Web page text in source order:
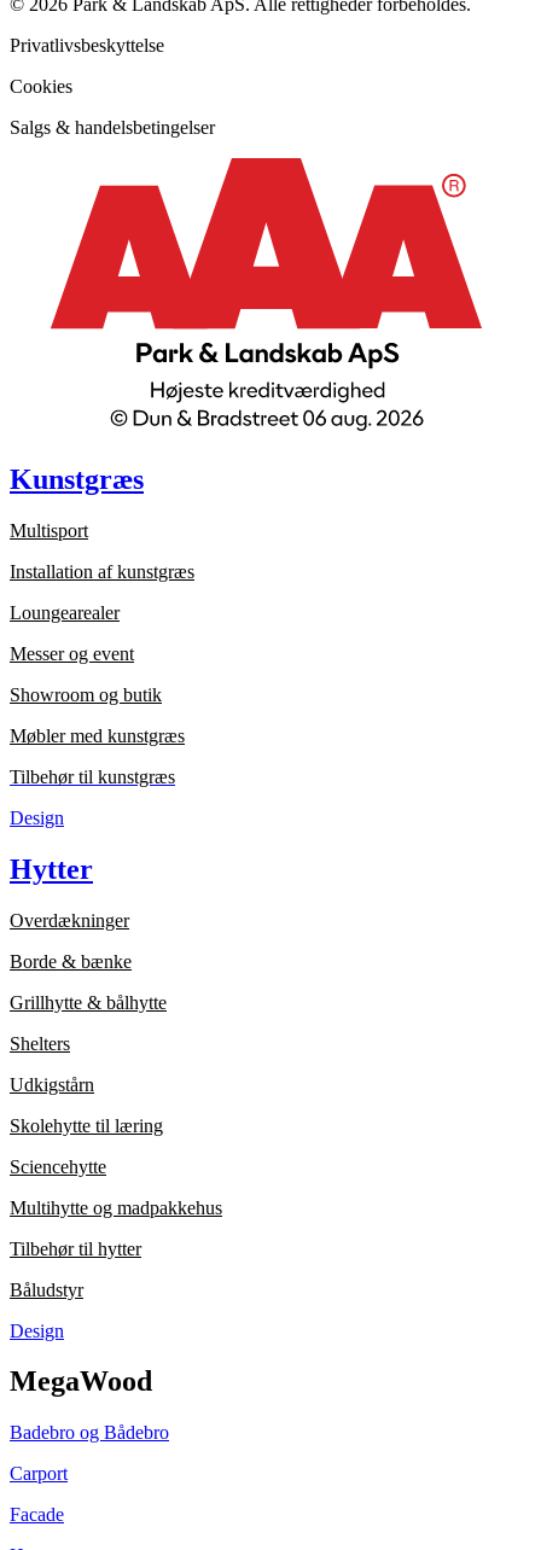
Privatlivsbeskyttelse
Cookies
Salgs & handelsbetingelser
Kunstgræs
Multisport
Installation af kunstgræs
Loungearealer
Messer og event
Showroom og butik
Møbler med kunstgræs
Tilbehør til kunstgræs
Design
Hytter
Overdækninger
Borde & bænke
Grillhytte & bålhytte
Shelters
Udkigstårn
Skolehytte til læring
Sciencehytte
Multihytte og madpakkehus
Tilbehør til hytter
Båludstyr
Design
MegaWood
Badebro og Bådebro
Carport
Facade